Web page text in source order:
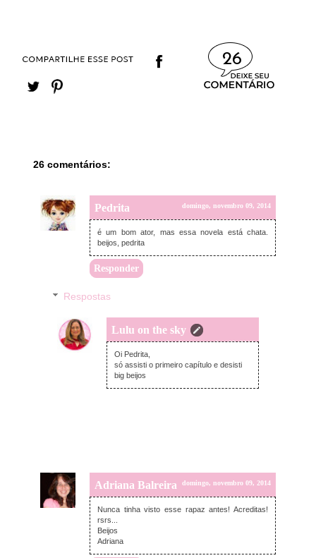
26
26 comentários:
Pedrita domingo, novembro 09, 2014
é um bom ator, mas essa novela está chata.
beijos, pedrita
Responder
Respostas
Lulu on the sky
domingo, novembro 09, 2014
Oi Pedrita,
só assisti o primeiro capítulo e desisti
big beijos
Adriana Balreira domingo, novembro 09, 2014
Nunca tinha visto esse rapaz antes! Acreditas!
rsrs...
Beijos
Adriana